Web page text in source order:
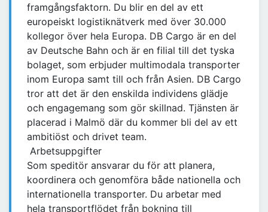
framgångsfaktorn. Du blir en del av ett
europeiskt logistiknätverk med över 30.000
kollegor över hela Europa. DB Cargo är en del
av Deutsche Bahn och är en filial till det tyska
bolaget, som erbjuder multimodala transporter
inom Europa samt till och från Asien. DB Cargo
tror att det är den enskilda individens glädje
och engagemang som gör skillnad. Tjänsten är
placerad i Malmö där du kommer bli del av ett
ambitiöst och drivet team.
Arbetsuppgifter
Som speditör ansvarar du för att planera,
koordinera och genomföra både nationella och
internationella transporter. Du arbetar med
hela transportflödet från bokning till